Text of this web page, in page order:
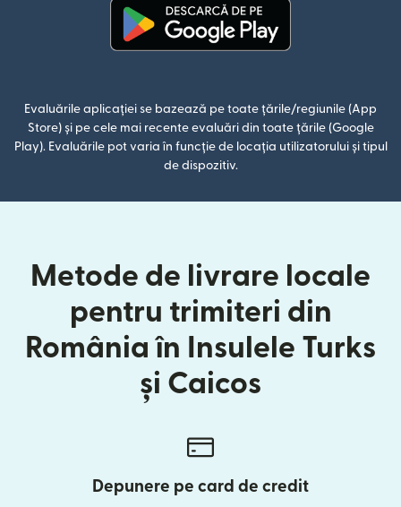
Evaluările aplicației se bazează pe toate țările/regiunile (App
Store) și pe cele mai recente evaluări din toate țările (Google
Play). Evaluările pot varia în funcție de locația utilizatorului și tipul
de dispozitiv.
Metode de livrare locale
pentru trimiteri din
România în Insulele Turks
și Caicos
Depunere pe card de credit